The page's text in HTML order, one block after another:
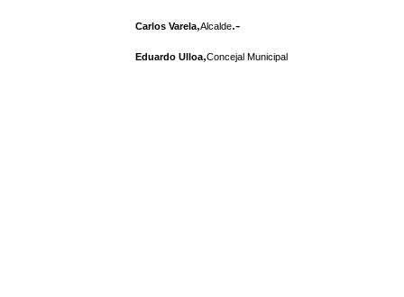
Carlos Varela,Alcalde.-
Eduardo Ulloa,Concejal Municipal